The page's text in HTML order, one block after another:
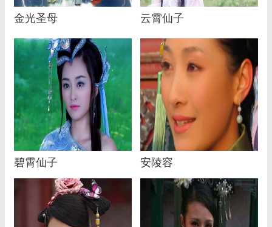
金光圣母 云霄仙子
碧霄仙子 安陵容